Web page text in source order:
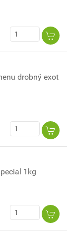
drobný exot
1kg